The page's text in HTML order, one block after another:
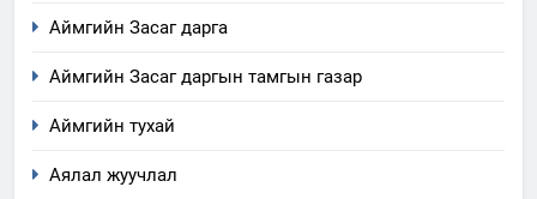
Аймгийн Засаг дарга
Аймгийн Засаг даргын тамгын газар
Аймгийн тухай
Аялал жуучлал